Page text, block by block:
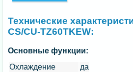
Технические
CS/CU-TZ60TKEW:
Основные функции:
Охлаждение
да